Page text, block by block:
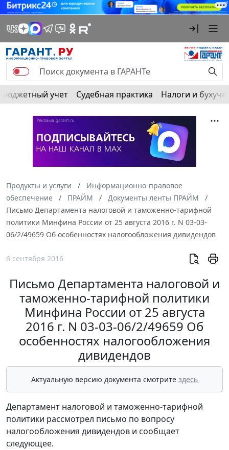
Бюджетный учет Судебная практика Налоги и
Продукты и услуги
Информационно-правовое
обеспечение
ПРАЙМ
Документы ленты ПРАЙМ
Письмо Департамента налоговой и таможенно-тарифной
политики Минфина России от 25 августа 2016 г. N 03-03-
06/2/49659 Об особенностях налогообложения дивидендов
6 сентября 2016
Письмо Департамента налоговой и
таможенно-тарифной политики
Минфина России от 25 августа
2016 г. N 03-03-06/2/49659 Об
особенностях налогообложения
дивидендов
Актуальную версию документа смотрите здесь
Департамент налоговой и таможенно-тарифной
политики рассмотрел письмо по вопросу
налогообложения дивидендов и сообщает
следующее.